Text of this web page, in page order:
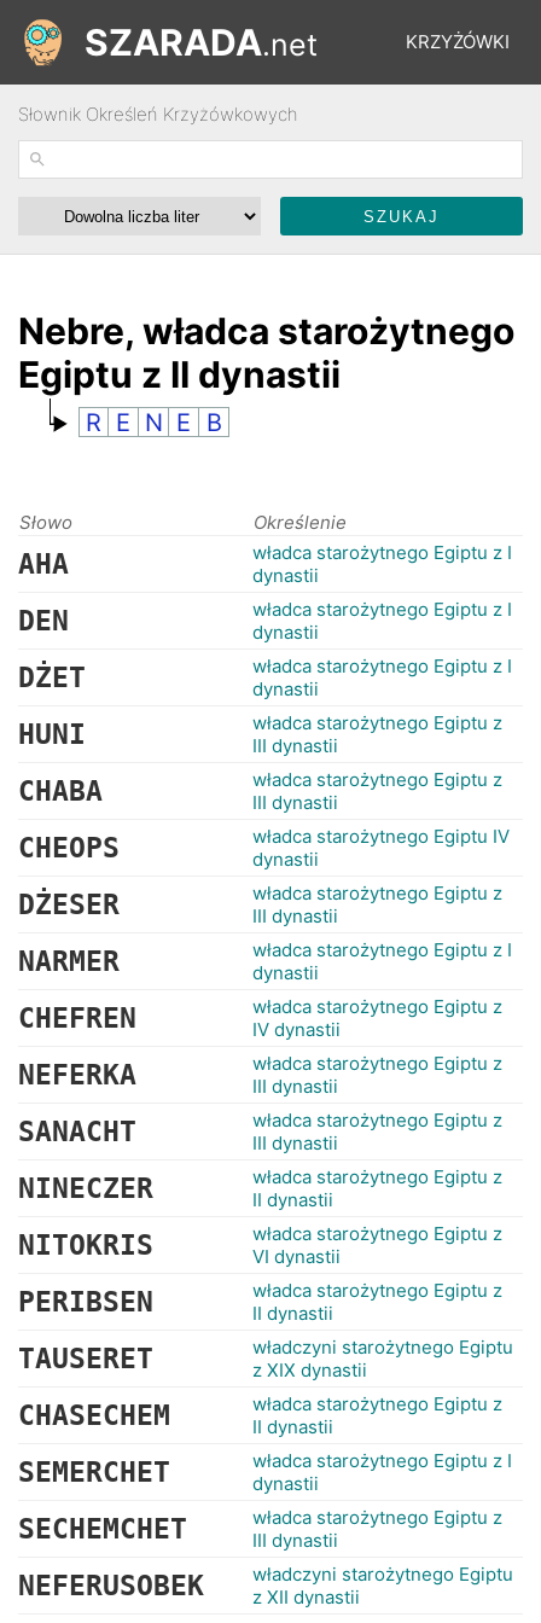
KRZYŻÓWKI
ŁAMIGŁÓWKI
RANKINGI
SZARADA.net
Słownik Określeń Krzyżówkowych
Nebre, władca starożytnego
Egiptu z II dynastii
R E N E B
Słowo Określenie
AHA
władca starożytnego Egiptu z I
dynastii
DEN
władca starożytnego Egiptu z I
dynastii
DŻET
władca starożytnego Egiptu z I
dynastii
HUNI
władca starożytnego Egiptu z
III dynastii
CHABA
władca starożytnego Egiptu z
III dynastii
CHEOPS
władca starożytnego Egiptu IV
dynastii
DŻESER
władca starożytnego Egiptu z
III dynastii
NARMER
władca starożytnego Egiptu z I
dynastii
CHEFREN
władca starożytnego Egiptu z
IV dynastii
NEFERKA
władca starożytnego Egiptu z
III dynastii
SANACHT
władca starożytnego Egiptu z
III dynastii
NINECZER
władca starożytnego Egiptu z
II dynastii
NITOKRIS
władca starożytnego Egiptu z
VI dynastii
PERIBSEN
władca starożytnego Egiptu z
II dynastii
TAUSERET
władczyni starożytnego Egiptu
z XIX dynastii
CHASECHEM
władca starożytnego Egiptu z
II dynastii
SEMERCHET
władca starożytnego Egiptu z I
dynastii
SECHEMCHET
władca starożytnego Egiptu z
III dynastii
NEFERUSOBEK
władczyni starożytnego Egiptu
z XII dynastii